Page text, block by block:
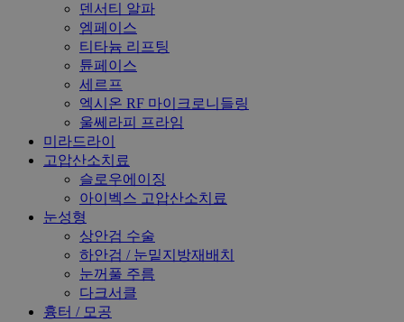
덴서티 알파
엠페이스
티타늄 리프팅
튠페이스
세르프
엑시온 RF 마이크로니들링
울쎄라피 프라임
미라드라이
고압산소치료
슬로우에이징
아이벡스 고압산소치료
눈성형
상안검 수술
하안검 / 눈밑지방재배치
눈꺼풀 주름
다크서클
흉터 / 모공